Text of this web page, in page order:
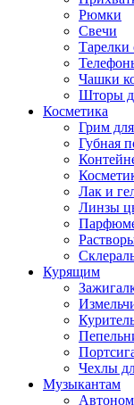
Рюмки
Свечи
Тарелки
Чашки
Шторы
Косметика
Грим
Губная
Лак и
Линзы
Курящим
Чехлы
Музыкантам